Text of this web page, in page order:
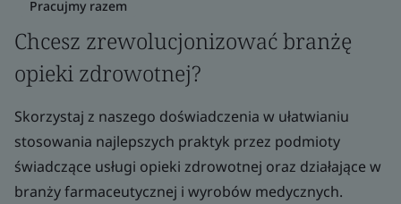
Pracujmy razem
Chcesz zrewolucjonizować branżę
opieki zdrowotnej?
Skorzystaj z naszego doświadczenia w ułatwianiu
stosowania najlepszych praktyk przez podmioty
świadczące usługi opieki zdrowotnej oraz działające w
branży farmaceutycznej i wyrobów medycznych.